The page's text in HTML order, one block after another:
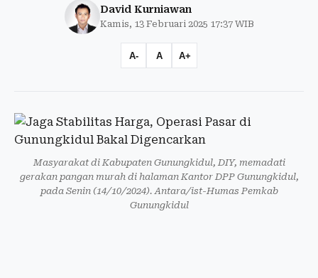
David Kurniawan
Kamis, 13 Februari 2025 17:37 WIB
A- A A+
Masyarakat di Kabupaten Gunungkidul, DIY, memadati
gerakan pangan murah di halaman Kantor DPP Gunungkidul,
pada Senin (14/10/2024). Antara/ist-Humas Pemkab
Gunungkidul